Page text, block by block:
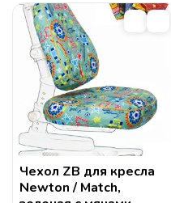
Чехол ZB для кресла
Newton / Match,